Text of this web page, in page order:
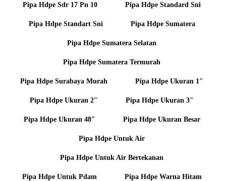
Pipa Hdpe Sdr 17 Pn 10 Pipa Hdpe Standard Sni
Pipa Hdpe Standart Sni Pipa Hdpe Sumatera
Pipa Hdpe Sumatera Selatan
Pipa Hdpe Sumatera Termurah
Pipa Hdpe Surabaya Murah Pipa Hdpe Ukuran 1″
Pipa Hdpe Ukuran 2″ Pipa Hdpe Ukuran 3″
Pipa Hdpe Ukuran 48″ Pipa Hdpe Ukuran Besar
Pipa Hdpe Untuk Air
Pipa Hdpe Untuk Air Bertekanan
Pipa Hdpe Untuk Pdam Pipa Hdpe Warna Hitam